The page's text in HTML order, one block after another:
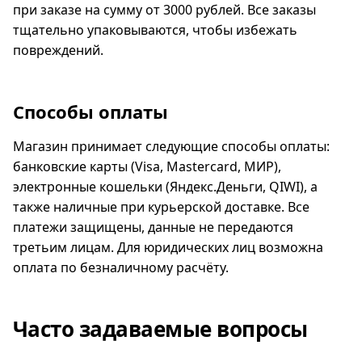
при заказе на сумму от 3000 рублей. Все заказы
тщательно упаковываются, чтобы избежать
повреждений.
Способы оплаты
Магазин принимает следующие способы оплаты:
банковские карты (Visa, Mastercard, МИР),
электронные кошельки (Яндекс.Деньги, QIWI), а
также наличные при курьерской доставке. Все
платежи защищены, данные не передаются
третьим лицам. Для юридических лиц возможна
оплата по безналичному расчёту.
Часто задаваемые вопросы